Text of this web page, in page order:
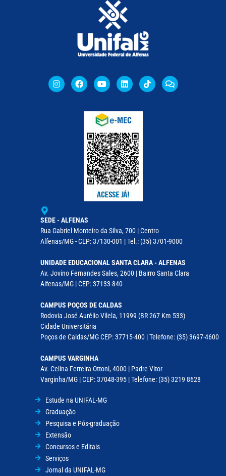
SEDE - ALFENAS
Rua Gabriel Monteiro da Silva, 700 | Centro
Alfenas/MG - CEP: 37130-001 | Tel.: (35) 3701-9000
UNIDADE EDUCACIONAL SANTA CLARA - ALFENAS
Av. Jovino Fernandes Sales, 2600 | Bairro Santa Clara
Alfenas/MG | CEP: 37133-840
CAMPUS POÇOS DE CALDAS
Rodovia José Aurélio Vilela, 11999 (BR 267 Km 533)
Cidade Universitária
Poços de Caldas/MG CEP: 37715-400 | Telefone: (35) 3697-4600
CAMPUS VARGINHA
Av. Celina Ferreira Ottoni, 4000 | Padre Vitor
Varginha/MG | CEP: 37048-395 | Telefone: (35) 3219 8628
Estude na UNIFAL-MG
Graduação
Pesquisa e Pós-graduação
Extensão
Concursos e Editais
Serviços
Jornal da UNIFAL-MG